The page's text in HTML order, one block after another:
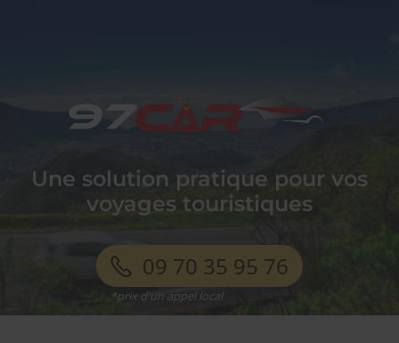
Une solution pratique pour vos
voyages touristiques
09 70 35 95 76